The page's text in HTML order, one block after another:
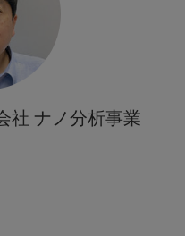
社 ナノ分析事業